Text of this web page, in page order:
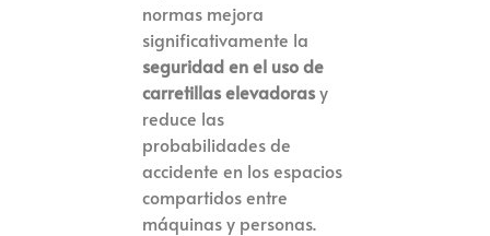
normas mejora
significativamente la
seguridad en el uso de
carretillas elevadorasy
reduce las
probabilidades de
accidente en los espacios
compartidos entre
máquinas y personas.